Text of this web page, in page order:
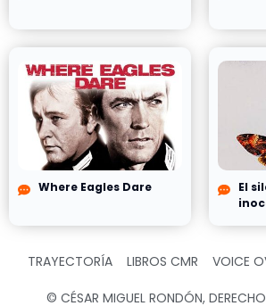
Where Eagles Dare
El
TRAYECTORÍA LIBROS CMR VOICE
© CÉSAR MIGUEL RONDÓN,